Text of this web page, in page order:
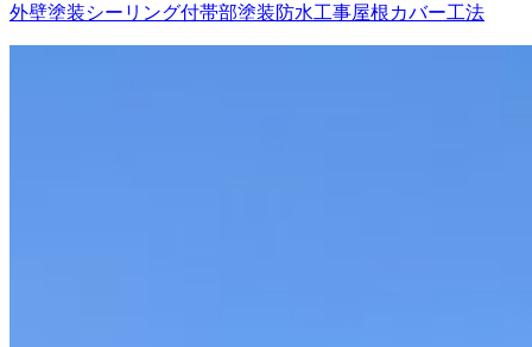
外壁塗装シーリング付帯部塗装防水工事屋根カバー工法